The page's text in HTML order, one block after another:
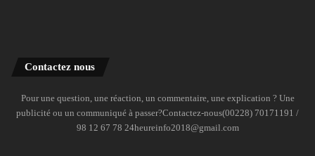
Contactez nous
Pour une question, une réaction, un commentaire, une explication ? Une
publicité ou un communiqué à passer?Contactez-nous(00228) 70171191 /
98 12 67 78 24heureinfo2018@gmail.com